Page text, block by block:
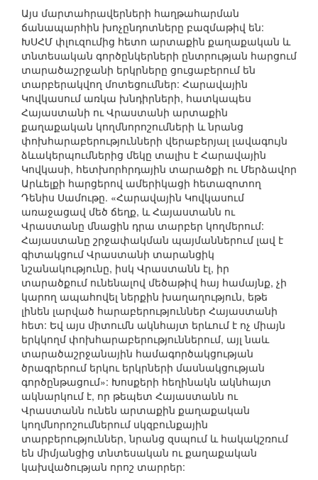
Այս մարտահրավերների հաղթահարման
ճանապարհին խոչընդոտները բազմաթիվ են:
ԽՍՀՄ փլուզումից հետո արտաքին քաղաքական և
տնտեսական գործընկերների ընտրության հարցում
տարածաշրջանի երկրները ցուցաբերում են
տարբերակվող մոտեցումներ: Հարավային
Կովկասում առկա խնդիրների, հատկապես
Հայաստանի ու Վրաստանի արտաքին
քաղաքական կողմնորոշումների և նրանց
փոխհարաբերությունների վերաբերյալ լավագույն
ձևակերպումներից մեկը տալիս է Հարավային
Կովկասի, հետխորհրդային տարածքի ու Մերձավոր
Արևելքի հարցերով ամերիկացի հետազոտող
Դենիս Սամութը. «Հարավային Կովկասում
առաջացավ մեծ ճեղք, և Հայաստանն ու
Վրաստանը մնացին դրա տարբեր կողմերում:
Հայաստանը շրջափակման պայմաններում լավ է
գիտակցում Վրաստանի տարանցիկ
նշանակությունը, իսկ Վրաստանն էլ, իր
տարածքում ունենալով մեծաթիվ հայ համայնք, չի
կարող ապահովել ներքին խաղաղություն, եթե
լինեն լարված հարաբերություններ Հայաստանի
հետ: Եվ այս միտումն ակնհայտ երևում է ոչ միայն
երկկողմ փոխհարաբերություններում, այլ նաև
տարածաշրջանային համագործակցության
ծրագրերում երկու երկրների մասնակցության
գործընթացում»: Խոսքերի հեղինակն ակնհայտ
ակնարկում է, որ թեպետ Հայաստանն ու
Վրաստանն ունեն արտաքին քաղաքական
կողմնորոշումներում սկզբունքային
տարբերություններ, նրանց զսպում և հակակշռում
են միմյանցից տնտեսական ու քաղաքական
կախվածության որոշ տարրեր: